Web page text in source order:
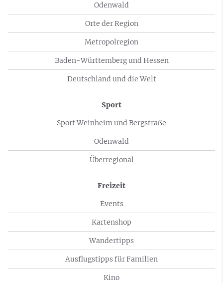
Odenwald
Orte der Region
Metropolregion
Baden-Württemberg und Hessen
Deutschland und die Welt
Sport
Sport Weinheim und Bergstraße
Odenwald
Überregional
Freizeit
Events
Kartenshop
Wandertipps
Ausflugstipps für Familien
Kino